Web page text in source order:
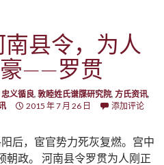
南县令，为人
——罗贯
忠义循良, 敦睦姓氏谱牒研究院, 方氏资讯,
2015 年 7 月 26 日 添加评论
后，宦官势力死灰复燃。宫中
朝政。 河南县令罗贯为人刚正